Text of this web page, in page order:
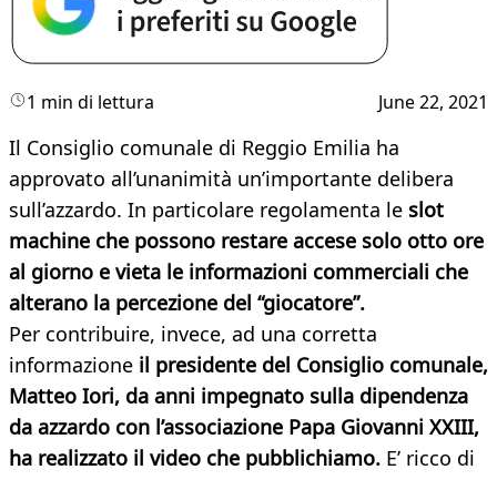
1 min di lettura June 22, 2021
Il Consiglio comunale di Reggio Emilia ha
approvato all’unanimità un’importante delibera
sull’azzardo. In particolare regolamenta le slot
machine che possono restare accese solo otto ore
al giorno e vieta le informazioni commerciali che
alterano la percezione del “giocatore”.
Per contribuire, invece, ad una corretta
informazione il presidente del Consiglio comunale,
Matteo Iori, da anni impegnato sulla dipendenza
da azzardo con l’associazione Papa Giovanni XXIII,
ha realizzato il video che pubblichiamo. E’ ricco di